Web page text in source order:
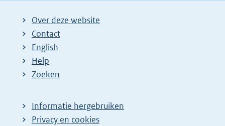
Over deze website
Contact
English
Help
Zoeken
Informatie hergebruiken
Privacy en cookies